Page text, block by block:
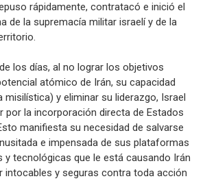
rápidamente, contratacó e inició el
de la supremacía militar israelí y de la
los días, al no lograr los objetivos
atómico de Irán, su capacidad
misilística) y eliminar su liderazgo, Israel
por la incorporación directa de Estados
manifiesta su necesidad de salvarse
e impensada de sus plataformas
y tecnológicas que le está causando Irán
intocables y seguras contra toda acción